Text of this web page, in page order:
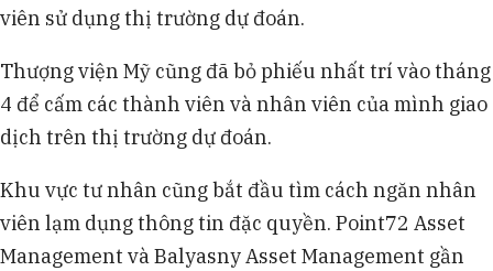
viên sử dụng thị trường dự đoán.
Thượng viện Mỹ cũng đã bỏ phiếu nhất trí vào tháng
4 để cấm các thành viên và nhân viên của mình giao
dịch trên thị trường dự đoán.
Khu vực tư nhân cũng bắt đầu tìm cách ngăn nhân
viên lạm dụng thông tin đặc quyền. Point72 Asset
Management và Balyasny Asset Management gần